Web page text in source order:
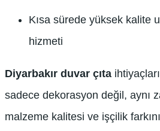
Kısa sürede yüksek kalite
hizmeti
Diyarbakır duvar çıta
sadece dekorasyon değil, aynı
malzeme kalitesi ve işçilik